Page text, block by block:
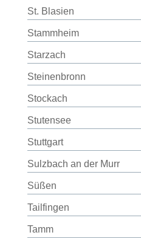
St. Blasien
Stammheim
Starzach
Steinenbronn
Stockach
Stutensee
Stuttgart
Sulzbach an der Murr
Süßen
Tailfingen
Tamm